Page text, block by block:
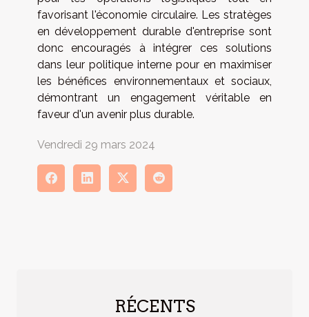
favorisant l'économie circulaire. Les stratèges
en développement durable d'entreprise sont
donc encouragés à intégrer ces solutions
dans leur politique interne pour en maximiser
les bénéfices environnementaux et sociaux,
démontrant un engagement véritable en
faveur d'un avenir plus durable.
Vendredi 29 mars 2024
RÉCENTS